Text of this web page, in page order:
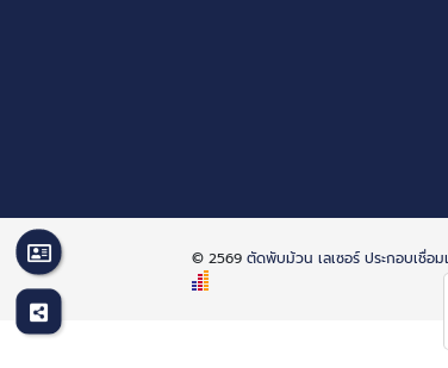
© 2569ตัดพับม้วน เลเซอร์ ประกอบเชื่อ